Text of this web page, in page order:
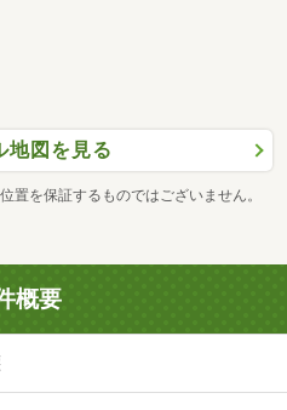
地図を見る
置を保証するものではございません。
概要